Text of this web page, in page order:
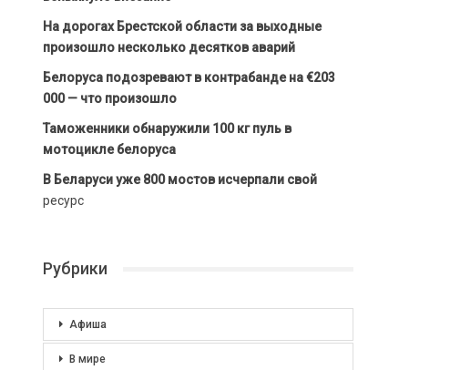
На дорогах Брестской области за выходные
произошло несколько десятков аварий
Белоруса подозревают в контрабанде на €203
000 — что произошло
Таможенники обнаружили 100 кг пуль в
мотоцикле белоруса
В Беларуси уже 800 мостов исчерпали свой
ресурс
Рубрики
Афиша
В мире